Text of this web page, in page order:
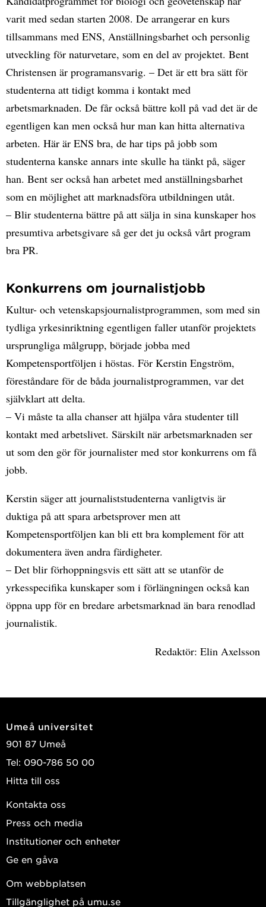
varit med sedan starten 2008. De arrangerar en kurs
tillsammans med ENS, Anställningsbarhet och personlig
utveckling för naturvetare, som en del av projektet. Bent
Christensen är programansvarig. – Det är ett bra sätt för
studenterna att tidigt komma i kontakt med
arbetsmarknaden. De får också bättre koll på vad det är de
egentligen kan men också hur man kan hitta alternativa
arbeten. Här är ENS bra, de har tips på jobb som
studenterna kanske annars inte skulle ha tänkt på, säger
han. Bent ser också han arbetet med anställningsbarhet
som en möjlighet att marknadsföra utbildningen utåt.
– Blir studenterna bättre på att sälja in sina kunskaper hos
presumtiva arbetsgivare så ger det ju också vårt program
bra PR.
Konkurrens om journalistjobb
Kultur- och vetenskapsjournalistprogrammen, som med sin
tydliga yrkesinriktning egentligen faller utanför projektets
ursprungliga målgrupp, började jobba med
Kompetensportföljen i höstas. För Kerstin Engström,
föreståndare för de båda journalistprogrammen, var det
självklart att delta.
– Vi måste ta alla chanser att hjälpa våra studenter till
kontakt med arbetslivet. Särskilt när arbetsmarknaden ser
ut som den gör för journalister med stor konkurrens om få
jobb.
Kerstin säger att journaliststudenterna vanligtvis är
duktiga på att spara arbetsprover men att
Kompetensportföljen kan bli ett bra komplement för att
dokumentera även andra färdigheter.
– Det blir förhoppningsvis ett sätt att se utanför de
yrkesspecifika kunskaper som i förlängningen också kan
öppna upp för en bredare arbetsmarknad än bara renodlad
journalistik.
Redaktör: Elin Axelsson
Umeå universitet
901 87 Umeå
Tel: 090-786 50 00
Hitta till oss
Kontakta oss
Press och media
Institutioner och enheter
Ge en gåva
Om webbplatsen
Tillgänglighet på umu.se